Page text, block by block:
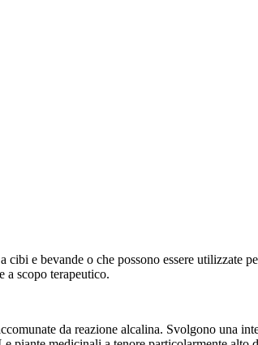
e bevande o che possono essere utilizzate
a scopo terapeutico.
da reazione alcalina. Svolgono una